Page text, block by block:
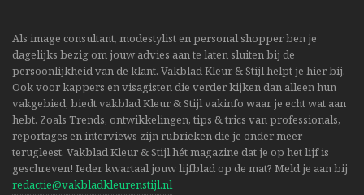
Als image consultant, modestylist en personal shopper ben je
dagelijks bezig om jouw advies aan te laten sluiten bij de
persoonlijkheid van de klant. Vakblad Kleur & Stijl helpt je hier bij.
Ook voor kappers en visagisten die verder kijken dan alleen hun
vakgebied, biedt vakblad Kleur & Stijl vakinfo waar je echt wat aan
hebt. Zoals Trends, ontwikkelingen, tips & trics van professionals,
reportages en interviews zijn rubrieken die je onder meer
terugleest. Vakblad Kleur & Stijl hét magazine dat je op het lijf is
geschreven! Ieder kwartaal jouw lijfblad op de mat? Meld je aan bij
redactie@vakbladkleurenstijl.nl